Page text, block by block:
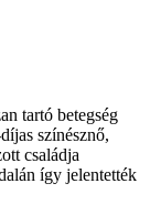
tartó betegség
színésznő,
családja
így jelentették